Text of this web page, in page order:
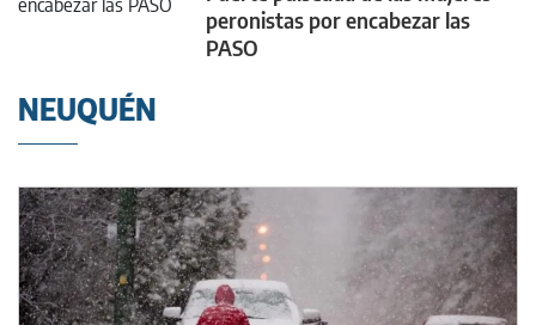
peronistas por encabezar las
PASO
NEUQUÉN